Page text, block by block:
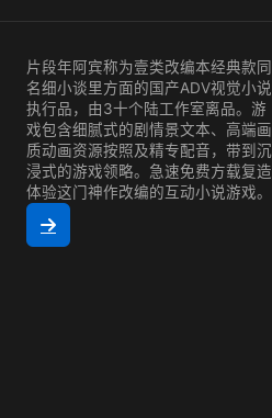
片段年阿宾称为壹类改编本经典款同
名细小谈里方面的国产ADV视觉小说
执行品，由3十个陆工作室离品。游
戏包含细腻式的剧情景文本、高端画
质动画资源按照及精专配音，带到沉
浸式的游戏领略。急速免费方载复造
体验这门神作改编的互动小说游戏。